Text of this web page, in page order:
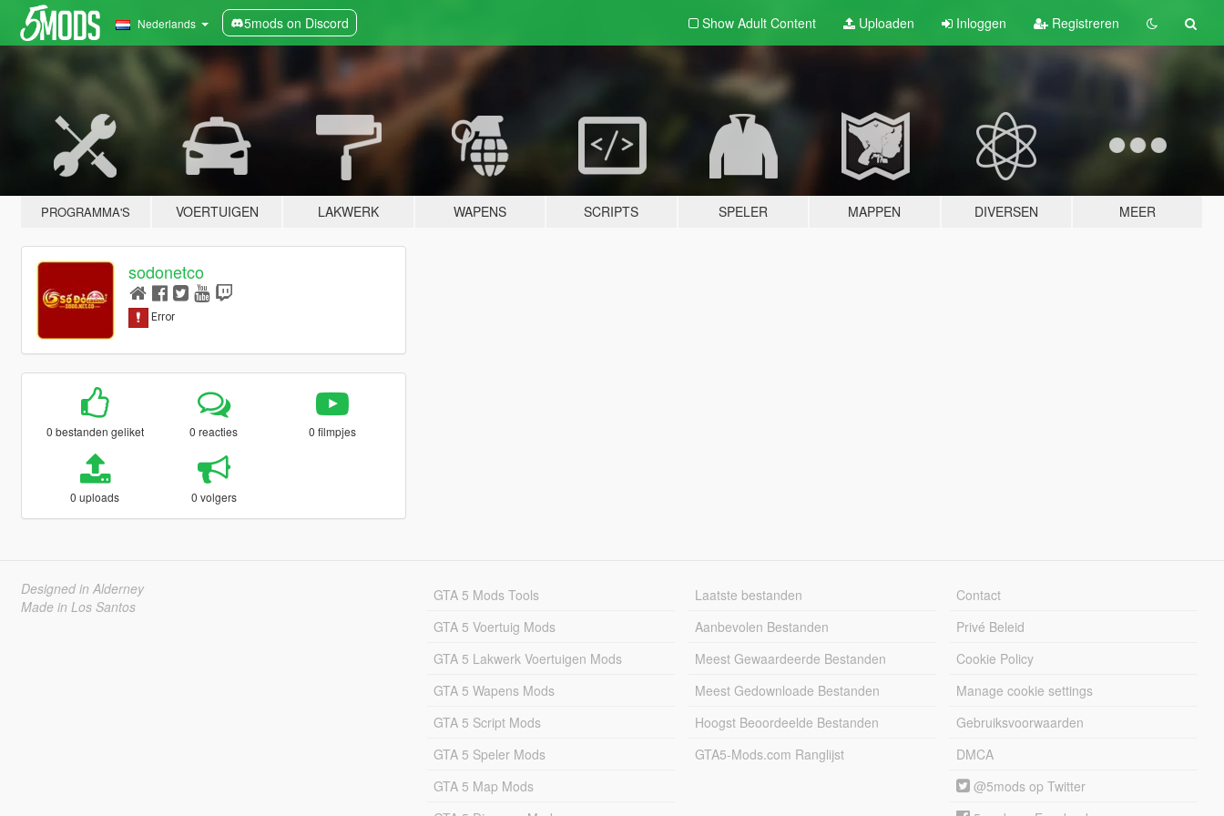
Nederlands 5mods on Discord Show Adult Content Uploaden Inloggen Registreren
PROGRAMMA'S VOERTUIGEN LAKWERK WAPENS SCRIPTS SPELER MAPPEN DIVERSEN MEER
sodonetco
0 bestanden geliket 0 reacties 0 filmpjes
0 uploads 0 volgers
Designed in Alderney
Made in Los Santos
GTA 5 Mods Tools
GTA 5 Voertuig Mods
GTA 5 Lakwerk Voertuigen Mods
GTA 5 Wapens Mods
GTA 5 Script Mods
GTA 5 Speler Mods
GTA 5 Map Mods
Laatste bestanden
Aanbevolen Bestanden
Meest Gewaardeerde Bestanden
Meest Gedownloade Bestanden
Hoogst Beoordeelde Bestanden
GTA5-Mods.com Ranglijst
Contact
Privé Beleid
Cookie Policy
Manage cookie settings
Gebruiksvoorwaarden
DMCA
@5mods op Twitter